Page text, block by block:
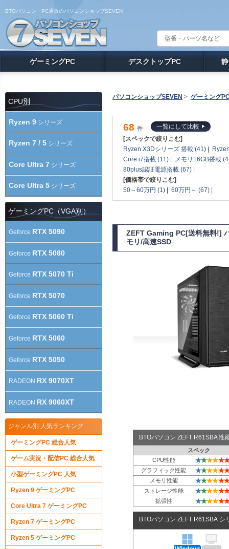
BTOパソコン・PC通販のパソコンショップSEVEN
ゲーミングPC デスクトップPC
パソコンショップSEVEN > ゲーミング
68 件
一覧にして比較
[スペックで絞りこむ]
Ryzen X3Dシリーズ 搭載 (41) |
Core i7搭載 (11) |
メモリ16GB搭載
80plus認証電源搭載 (67) |
[価格帯で絞りこむ]
50～60万円 (1) | 60万円～ (67) |
ZEFT Gaming PC[送料無料!]
モリ/高速SSD
BTOパソコン ZEFT R61SBA 性
スペック
CPU性能
★★★★★★
グラフィック性能 ★★★★★★
メモリ性能 ★★★★★★
ストレージ性能 ★★★★★★
拡張性 ★★★★★★
BTOパソコン ZEFT R61SBA シ
CPU別
Ryzen 9 シリーズ
Ryzen 7 / 5 シリーズ
Core Ultra 7 シリーズ
Core Ultra 5 シリーズ
ゲーミングPC（VGA別）
Geforce RTX 5090
Geforce RTX 5080
Geforce RTX 5070 Ti
Geforce RTX 5070
Geforce RTX 5060 Ti
Geforce RTX 5060
Geforce RTX 5050
RADEON RX 9070XT
RADEON RX 9060XT
ジャンル別 人気ランキング
ゲーミングPC 総合人気
ゲーム実況・配信PC 総合人気
小型ゲーミングPC 人気
Ryzen 9 ゲーミングPC
Core Ultra 7 ゲーミングPC
Ryzen 7 ゲーミングPC
Ryzen 5 ゲーミングPC